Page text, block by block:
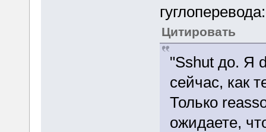
гуглоперевода:
Цитировать
"Sshut до. Я
сейчас, как
Только
ожидаете,